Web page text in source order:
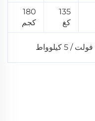
135
كغ
180
كجم